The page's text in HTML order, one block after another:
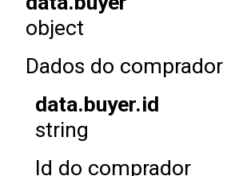
object
Dados do comprador
data.buyer.id
string
Id do comprador